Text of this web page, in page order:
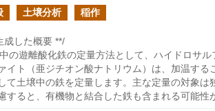
土壌分析 稲作
成した概要 **/
の遊離酸化鉄の定量方法として、ハイドロサ
イト（亜ジチオン酸ナトリウム）は、加温す
て土壌中の鉄を定量します。主な定量の対象は
すると、有機物と結合した鉄も含まれる可能性